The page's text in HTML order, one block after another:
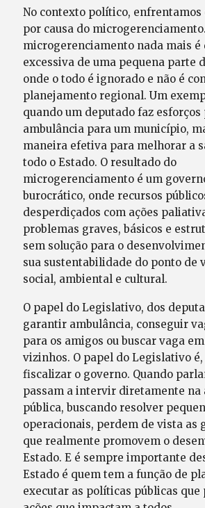
No contexto político, enfrentamos
por causa do
microgerenciamento nada mais é
excessiva de uma pequena parte
onde o todo é ignorado e não é
planejamento regional. Um
quando um deputado faz
ambulância para um município,
maneira efetiva para melhorar a
todo o Estado. O resultado do
microgerenciamento é um
burocrático, onde recursos
desperdiçados com ações
problemas graves, básicos e
sem solução para o
sua sustentabilidade do ponto de
social, ambiental e cultural.
O papel do Legislativo, dos
garantir ambulância, conseguir
para os amigos ou buscar vaga
vizinhos. O papel do Legislativo
fiscalizar o governo. Quando
passam a intervir diretamente na
pública, buscando resolver
operacionais, perdem de vista as
que realmente promovem o
Estado. E é sempre importante
Estado é quem tem a função de
executar as políticas públicas